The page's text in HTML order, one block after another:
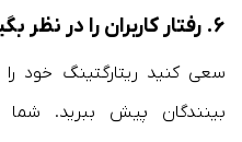
۶. رفتار کاربران را در نظر
سعی کنید ریتارگتینگ خود
بینندگان پیش ببرید. شما